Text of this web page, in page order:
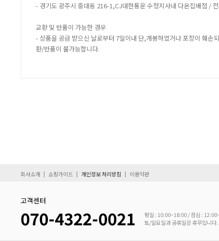
- 경기도 광주시 중대동 216-1,CJ대한통운 수정지사내 다온집배점 /
교환 및 반품이 가능한 경우
- 상품을 공급 받으신 날로부터 7일이내 단,개봉하였거나 포장이 훼손
환/반품이 불가능합니다.
회사소개 | 쇼핑가이드 | 개인정보 처리방침 | 이용약관
고객센터
070-4322-0021
평일 : 10:00~18:00 / 점심 :
토/일요일과 공휴일은 휴무입니다.